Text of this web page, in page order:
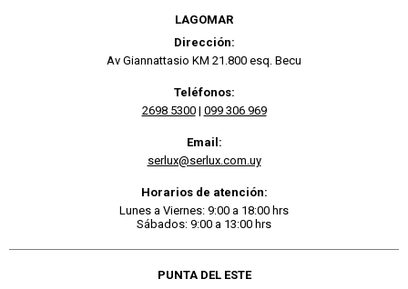
LAGOMAR
Dirección:
Av Giannattasio KM 21.800 esq. Becu
Teléfonos:
2698 5300| 099 306 969
Email:
serlux@serlux.com.uy
Horarios de atención:
Lunes a Viernes: 9:00 a 18:00 hrs
Sábados: 9:00 a 13:00 hrs
PUNTA DEL ESTE